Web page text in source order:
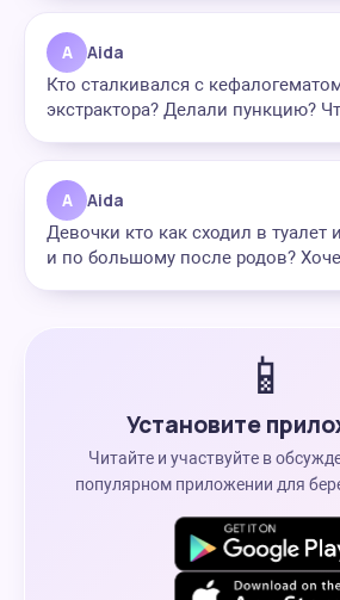
A Aida
Кто сталкивался с
экстрактора? Делали пункцию?
A Aida
Девочки кто как сходил в туалет
и по большому после родов?
📱
Установите
Читайте и участвуйте в
популярном приложении для